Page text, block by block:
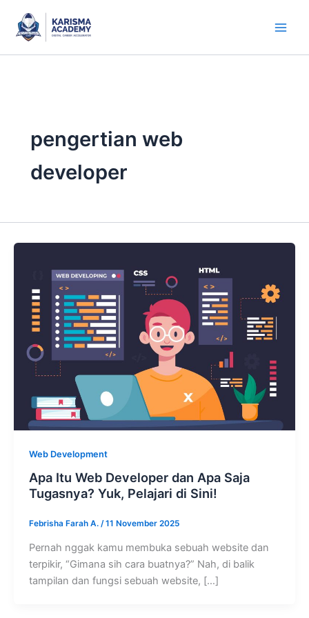
content
pengertian web
developer
Web Development
Apa Itu Web Developer dan Apa Saja
Tugasnya? Yuk, Pelajari di Sini!
Febrisha Farah A. /11 November 2025
Pernah nggak kamu membuka sebuah website dan
terpikir, “Gimana sih cara buatnya?” Nah, di balik
tampilan dan fungsi sebuah website, […]